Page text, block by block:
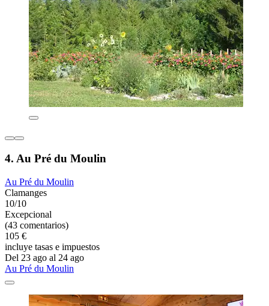
4. Au Pré du Moulin
Au Pré du Moulin
Clamanges
10/10
Excepcional
(43 comentarios)
105 €
incluye tasas e impuestos
Del 23 ago al 24 ago
Au Pré du Moulin